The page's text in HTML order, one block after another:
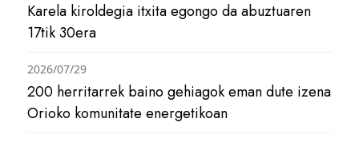
Karela kiroldegia itxita egongo da abuztuaren
17tik 30era
200 herritarrek baino gehiagok eman dute izena
Orioko komunitate energetikoan
2026/07/29